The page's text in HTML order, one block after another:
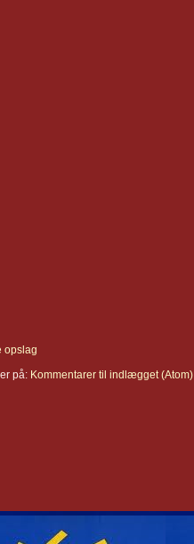
opslag
på: Kommentarer til indlægget (Atom)